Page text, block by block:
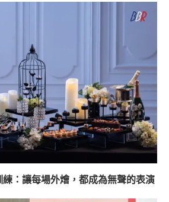
：讓每場外燴，都成為無聲的表演